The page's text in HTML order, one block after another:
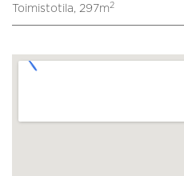
Toimistotila, 297m 2